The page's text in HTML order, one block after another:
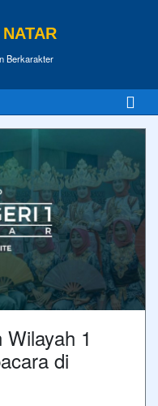
Berkarakter
1
di